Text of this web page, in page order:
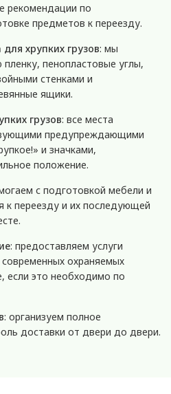
рекомендации по
предметов к переезду.
хрупких грузов: мы
пенопластовые углы,
стенками и
ящики.
грузов: все места
предупреждающими
и значками,
положение.
с подготовкой мебели и
к переезду и их последующей
: предоставляем услуги
современных охраняемых
если это необходимо по
: организуем полное
доставки от двери до двери.